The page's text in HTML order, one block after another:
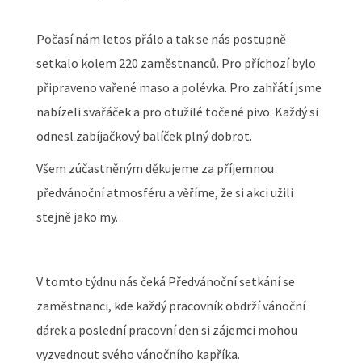
Počasí nám letos přálo a tak se nás postupně
setkalo kolem 220 zaměstnanců. Pro příchozí bylo
připraveno vařené maso a polévka. Pro zahřátí jsme
nabízeli svařáček a pro otužilé točené pivo. Každý si
odnesl zabíjačkový balíček plný dobrot.
Všem zúčastněným děkujeme za příjemnou
předvánoční atmosféru a věříme, že si akci užili
stejně jako my.
V tomto týdnu nás čeká Předvánoční setkání se
zaměstnanci, kde každý pracovník obdrží vánoční
dárek a poslední pracovní den si zájemci mohou
vyzvednout svého vánočního kapříka.